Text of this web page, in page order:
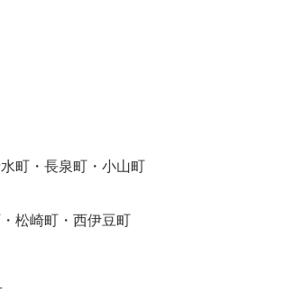
町・長泉町・小山町
松崎町・西伊豆町